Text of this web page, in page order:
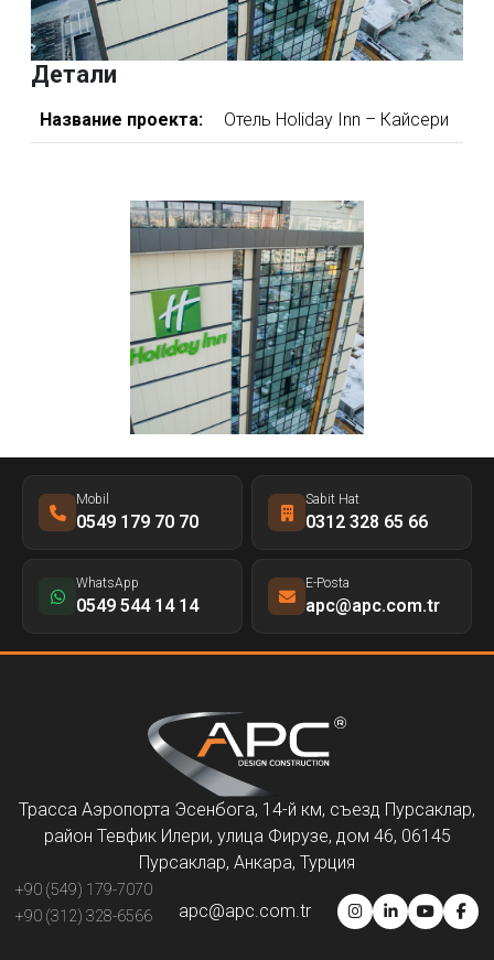
Детали
Название проекта: Отель Holiday Inn – Кайсери
Mobil
0549 179 70 70
Sabit Hat
0312 328 65 66
WhatsApp
0549 544 14 14
E-Posta
apc@apc.com.tr
Трасса Аэропорта Эсенбога, 14-й км, съезд Пурсаклар,
район Тевфик Илери, улица Фирузе, дом 46, 06145
Пурсаклар, Анкара, Турция
+90 (549) 179-7070
+90 (312) 328-6566
apc@apc.com.tr